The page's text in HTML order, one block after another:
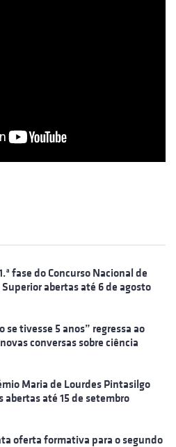
fase do Concurso Nacional de
abertas até 6 de agosto
se tivesse 5 anos” regressa ao
conversas sobre ciência
Maria de Lourdes Pintasilgo
abertas até 15 de setembro
oferta formativa para o segundo